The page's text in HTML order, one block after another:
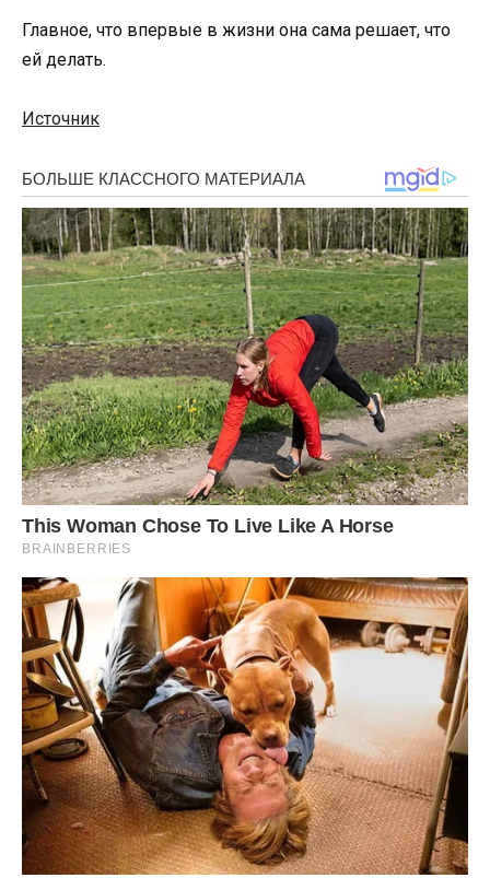
Главное, что впервые в жизни она сама решает, что
ей делать.
Источник